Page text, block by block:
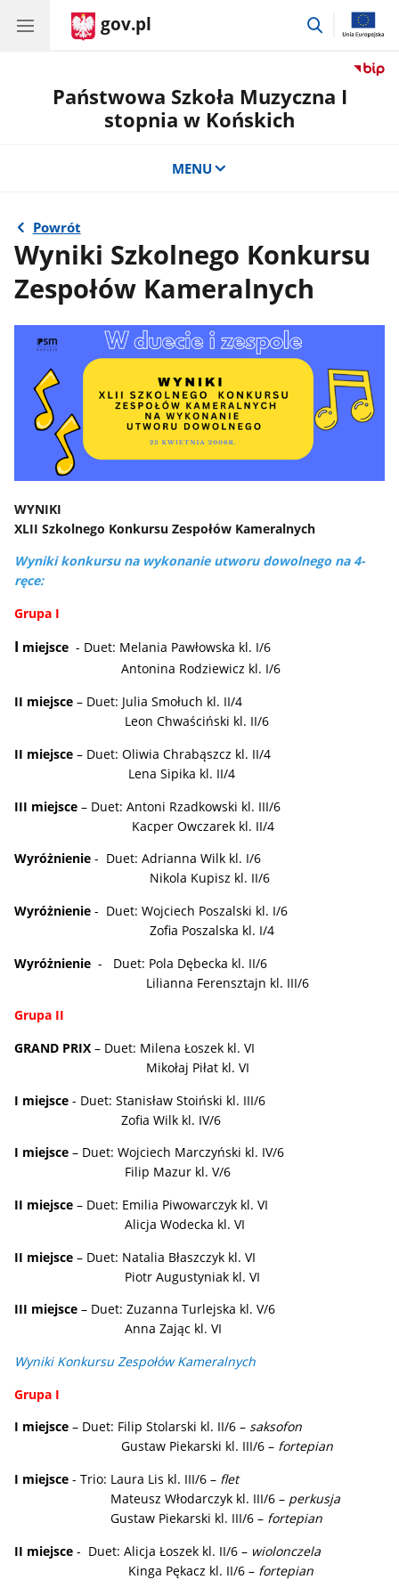
gov.pl
przejdź
Państwowa Szkoła Muzyczna I
stopnia w Końskich
MENU
Powrót
Wyniki Szkolnego Konkursu
Zespołów Kameralnych
WYNIKI
XLII Szkolnego Konkursu Zespołów Kameralnych
Wyniki konkursu na wykonanie utworu dowolnego na 4-
ręce:
Grupa I
I miejsce - Duet: Melania Pawłowska kl. I/6
Antonina Rodziewicz kl. I/6
II miejsce – Duet: Julia Smołuch kl. II/4
Leon Chwaściński kl. II/6
II miejsce – Duet: Oliwia Chrabąszcz kl. II/4
Lena Sipika kl. II/4
III miejsce – Duet: Antoni Rzadkowski kl. III/6
Kacper Owczarek kl. II/4
Wyróżnienie - Duet: Adrianna Wilk kl. I/6
Nikola Kupisz kl. II/6
Wyróżnienie - Duet: Wojciech Poszalski kl. I/6
Zofia Poszalska kl. I/4
Wyróżnienie - Duet: Pola Dębecka kl. II/6
Lilianna Ferensztajn kl. III/6
Grupa II
GRAND PRIX – Duet: Milena Łoszek kl. VI
Mikołaj Piłat kl. VI
I miejsce - Duet: Stanisław Stoiński kl. III/6
Zofia Wilk kl. IV/6
I miejsce – Duet: Wojciech Marczyński kl. IV/6
Filip Mazur kl. V/6
II miejsce – Duet: Emilia Piwowarczyk kl. VI
Alicja Wodecka kl. VI
II miejsce – Duet: Natalia Błaszczyk kl. VI
Piotr Augustyniak kl. VI
III miejsce – Duet: Zuzanna Turlejska kl. V/6
Anna Zając kl. VI
Wyniki Konkursu Zespołów Kameralnych
Grupa I
I miejsce – Duet: Filip Stolarski kl. II/6 – saksofon
Gustaw Piekarski kl. III/6 – fortepian
I miejsce - Trio: Laura Lis kl. III/6 – flet
Mateusz Włodarczyk kl. III/6 – perkusja
Gustaw Piekarski kl. III/6 – fortepian
II miejsce - Duet: Alicja Łoszek kl. II/6 – wiolonczela
Kinga Pękacz kl. II/6 – fortepian